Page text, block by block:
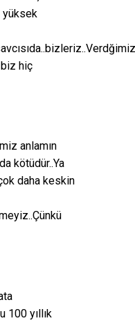
hiç
anlamın
kötüdür..Ya
daha keskin
100 yıllık